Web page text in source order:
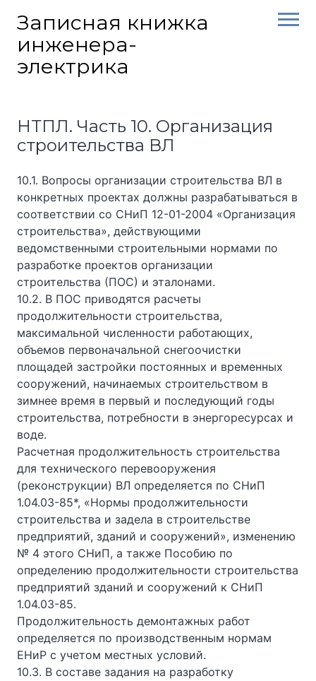
content
Записная книжка
инженера-
электрика
НТПЛ. Часть 10. Организация
строительства ВЛ
10.1. Вопросы организации строительства ВЛ в
конкретных проектах должны разрабатываться в
соответствии со СНиП 12-01-2004 «Организация
строительства», действующими
ведомственными строительными нормами по
разработке проектов организации
строительства (ПОС) и эталонами.
10.2. В ПОС приводятся расчеты
продолжительности строительства,
максимальной численности работающих,
объемов первоначальной снегоочистки
площадей застройки постоянных и временных
сооружений, начинаемых строительством в
зимнее время в первый и последующий годы
строительства, потребности в энергоресурсах и
воде.
Расчетная продолжительность строительства
для технического перевооружения
(реконструкции) ВЛ определяется по СНиП
1.04.03-85*, «Нормы продолжительности
строительства и задела в строительстве
предприятий, зданий и сооружений», изменению
№ 4 этого СНиП, а также Пособию по
определению продолжительности строительства
предприятий зданий и сооружений к СНиП
1.04.03-85.
Продолжительность демонтажных работ
определяется по производственным нормам
ЕНиР с учетом местных условий.
10.3. В составе задания на разработку